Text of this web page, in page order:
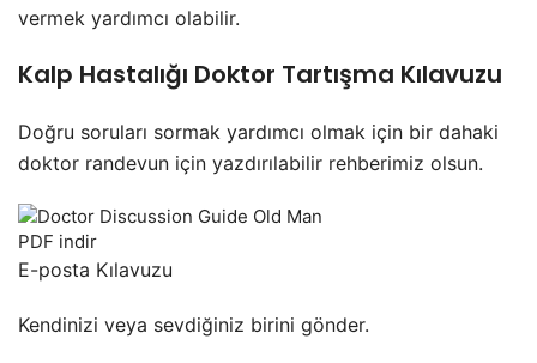
vermek yardımcı olabilir.
Kalp Hastalığı Doktor Tartışma Kılavuzu
Doğru soruları sormak yardımcı olmak için bir dahaki
doktor randevun için yazdırılabilir rehberimiz olsun.
PDF indir
E-posta Kılavuzu
Kendinizi veya sevdiğiniz birini gönder.